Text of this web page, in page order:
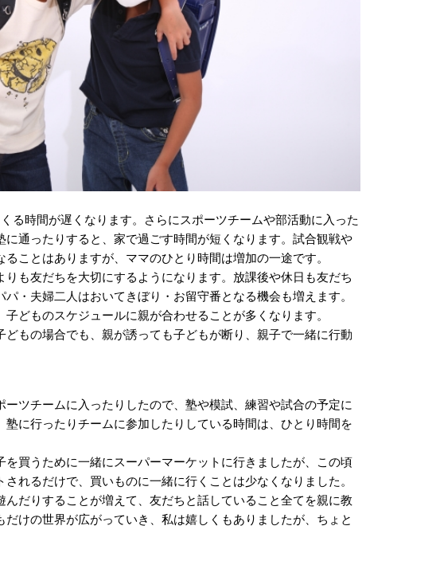
る時間が遅くなります。さらにスポーツチームや部活動に入った
に通ったりすると、家で過ごす時間が短くなります。試合観戦や
ことはありますが、ママのひとり時間は増加の一途です。
も友だちを大切にするようになります。放課後や休日も友だち
・夫婦二人はおいてきぼり・お留守番となる機会も増えます。
どものスケジュールに親が合わせることが多くなります。
もの場合でも、親が誘っても子どもが断り、親子で一緒に行動
ツチームに入ったりしたので、塾や模試、練習や試合の予定に
に行ったりチームに参加したりしている時間は、ひとり時間を
買うために一緒にスーパーマーケットに行きましたが、この頃
れるだけで、買いものに一緒に行くことは少なくなりました。
んだりすることが増えて、友だちと話していること全てを親に教
けの世界が広がっていき、私は嬉しくもありましたが、ちょと